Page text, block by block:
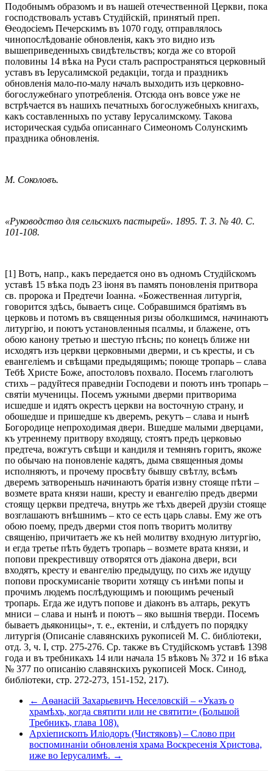
Подобнымъ образомъ и въ нашей отечественной Церкви, пока
господствовалъ уставъ Студійскій, принятый преп.
Ѳеодосіемъ Печерскимъ въ 1070 году, отправлялось
чинопослѣдованіе обновленія, какъ это видно изъ
вышеприведенныхъ свидѣтельствъ; когда же со второй
половины 14 вѣка на Руси сталъ распространяться церковный
уставъ въ Іерусалимской редакціи, тогда и праздникъ
обновленія мало-по-малу началъ выходить изъ церковно-
богослужебнаго употребленія. Отсюда онъ вовсе уже не
встрѣчается въ нашихъ печатныхъ богослужебныхъ книгахъ,
какъ составленныхъ по уставу Іерусалимскому. Такова
историческая судьба описаннаго Симеономъ Солунскимъ
праздника обновленія.
М. Соколовъ.
«Руководство для сельскихъ пастырей». 1895. Т. 3. № 40. С.
101-108.
[1] Вотъ, напр., какъ передается оно въ одномъ Студійскомъ
уставѣ 15 вѣка подъ 23 іюня въ память поновленія притвора
св. пророка и Предтечи Іоанна. «Божественная литургія,
говорится здѣсь, бываетъ сице. Собравшимся братіямъ въ
церковь и потомъ въ священныя ризы оболкшимся, начинаютъ
литургію, и поютъ установленныя псалмы, и блажене, отъ
обою канону третью и шестую пѣснь; по конецъ ближе ни
исходятъ изъ церкви церковными дверми, и съ кресты, и съ
евангеліемъ и свѣщами предыдящимъ; поюще тропарь – слава
Тебѣ Христе Боже, апостоловъ похвало. Посемъ глаголютъ
стихъ – радуйтеся праведніи Господеви и поютъ инъ тропарь –
святіи мученицы. Посемъ ужными дверми притворима
исшедше и идятъ окрестъ церкви на восточную страну, и
обошедше и пришедше къ дверемъ, рекутъ – слава и нынѣ
Богородице непроходимая двери. Вшедше малыми дверцами,
къ утреннему притвору входящу, стоятъ предъ церковью
предтеча, вожгутъ свѣщи и кандиля и темнянъ горитъ, якоже
по обычаю на поновленіе кадятъ, дыма священныя домы
исполняютъ, и прочему просвѣту бывшу свѣтлу, всѣмъ
дверемъ затвореньшъ начинаютъ братія извну стояще пѣти –
возмете врата князи наши, кресту и евангелію предъ дверми
стоящу церкви предтеча, внутрь же тѣхъ дверей друзіи стояще
возглашаютъ внѣшнимъ – кто се есть царь славы. Ему же отъ
обою поему, предъ дверми стоя попъ творитъ молитву
священію, причитаетъ же къ ней молитву входную литургію,
и егда третье пѣть будетъ тропарь – возмете врата князи, и
попови прекрестившу отворятся отъ діакона двери, вси
входятъ, кресту и евангелію предыдущу, по сихъ же идущу
попови проскумисаніе творити хотящу съ инѣми попы и
прочимъ людемъ послѣдующимъ и поющимъ реченый
тропарь. Егда же идутъ попове и діаконъ въ алтарь, рекутъ
мниси – слава и нынѣ и поютъ – яко вышнія тверди. Посемъ
бываетъ дьяконицы», т. е., ектеніи, и слѣдуетъ по порядку
литургія (Описаніе славянскихъ рукописей М. С. библіотеки,
отд. 3, ч. I, стр. 275-276. Ср. также въ Студійскомъ уставѣ 1398
года и въ требникахъ 14 или начала 15 вѣковъ № 372 и 16 вѣка
№ 377 по описанію славянскихъ рукописей Моск. Синод,
библіотеки, стр. 272-273, 151-152, 217).
← Аѳанасій Захарьевичъ Неселовскій – «Указъ о
храмѣхъ, когда святити или не святити» (Большой
Требникъ, глава 108).
Архіепископъ Иліодоръ (Чистяковъ) – Слово при
воспоминаніи обновленія храма Воскресенія Христова,
иже во Іерусалимѣ. →